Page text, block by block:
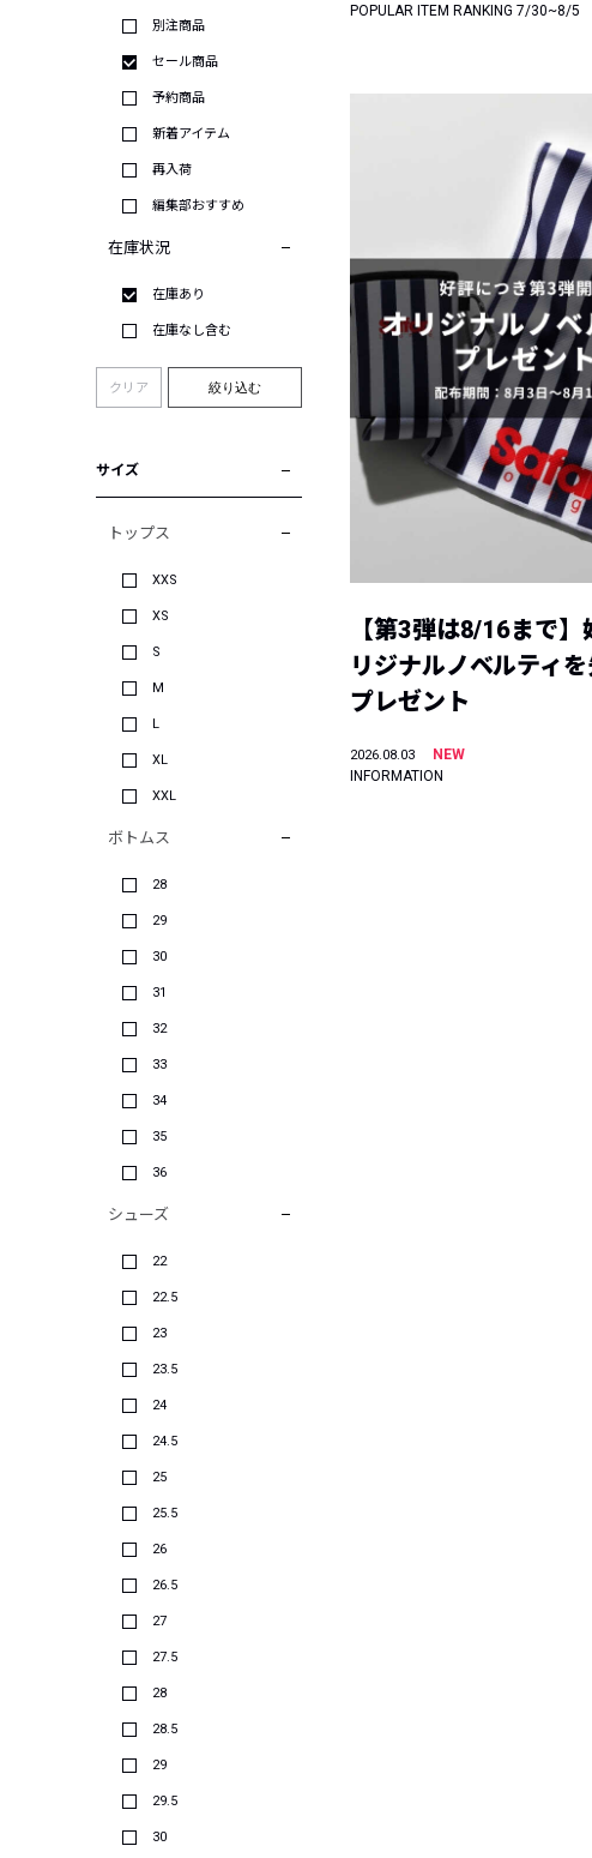
別注商品
セール商品
予約商品
新着アイテム
再入荷
編集部おすすめ
在庫状況
在庫あり
在庫なし含む
クリア 絞り込む
サイズ
トップス
XXS
XS
S
M
L
XL
XXL
ボトムス
28
29
30
31
32
33
34
35
36
シューズ
22
22.5
23
23.5
24
24.5
25
25.5
26
26.5
27
27.5
28
28.5
29
29.5
30
POPULAR ITEM RANKING 7/30~8/5
【第3弾は8/16まで】
リジナルノベルティ
プレゼント
2026.08.03
NEW
INFORMATION